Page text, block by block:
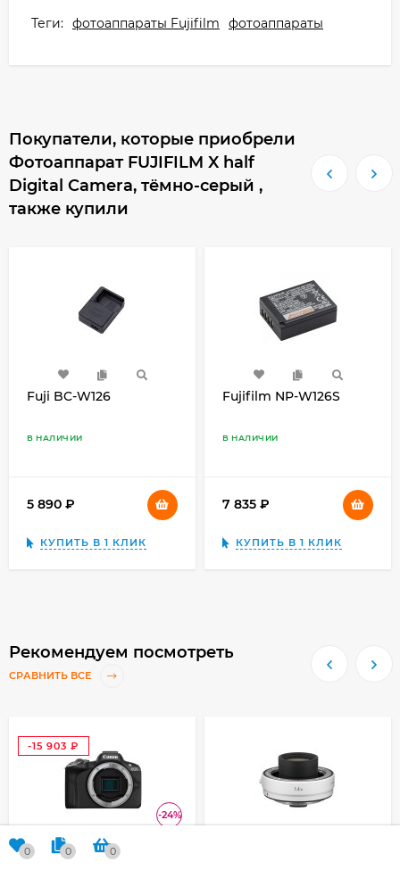
Теги: фотоаппараты Fujifilm фотоаппараты
Покупатели, которые приобрели
Фотоаппарат FUJIFILM X half
Digital Camera, тёмно-серый ,
также купили
Fuji BC-W126
В НАЛИЧИИ
5 890
КУПИТЬ В 1 КЛИК
Fujifilm NP-W126S
В НАЛИЧИИ
7 835
КУПИТЬ В 1 КЛИК
Рекомендуем посмотреть
СРАВНИТЬ ВСЕ
-24%
-15 903
₽
0 0 0